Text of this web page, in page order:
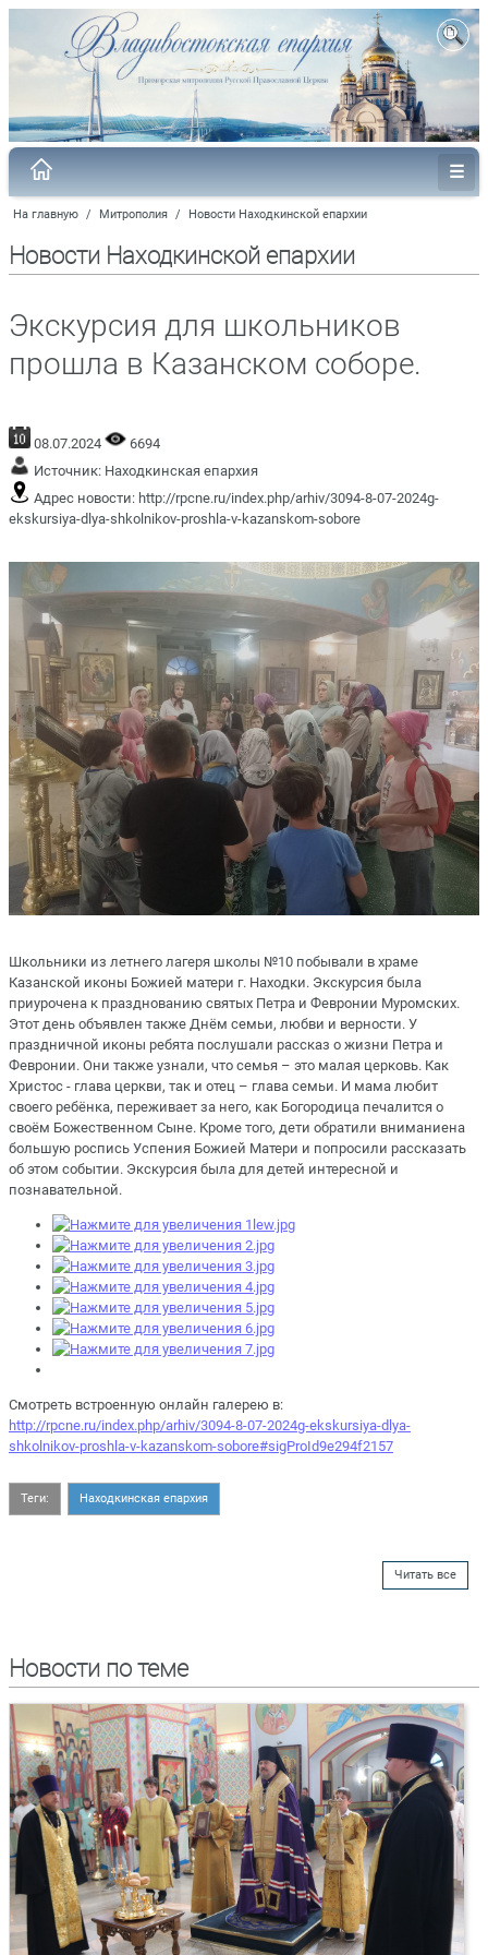
На главную / Митрополия / Новости Находкинской епархии
Новости Находкинской епархии
Экскурсия для школьников
прошла в Казанском соборе.
08.07.2024
6694
Источник: Находкинская епархия
Адрес новости: http://rpcne.ru/index.php/arhiv/3094-8-07-2024g-
ekskursiya-dlya-shkolnikov-proshla-v-kazanskom-sobore
Школьники из летнего лагеря школы №10 побывали в храме
Казанской иконы Божией матери г. Находки. Экскурсия была
приурочена к празднованию святых Петра и Февронии Муромских.
Этот день объявлен также Днём семьи, любви и верности. У
праздничной иконы ребята послушали рассказ о жизни Петра и
Февронии. Они также узнали, что семья – это малая церковь. Как
Христос - глава церкви, так и отец – глава семьи. И мама любит
своего ребёнка, переживает за него, как Богородица печалится о
своём Божественном Сыне. Кроме того, дети обратили вниманиена
большую роспись Успения Божией Матери и попросили рассказать
об этом событии. Экскурсия была для детей интересной и
познавательной.
Смотреть встроенную онлайн галерею в:
http://rpcne.ru/index.php/arhiv/3094-8-07-2024g-ekskursiya-dlya-
shkolnikov-proshla-v-kazanskom-sobore#sigProId9e294f2157
Теги: Находкинская епархия
Читать все
Новости по теме